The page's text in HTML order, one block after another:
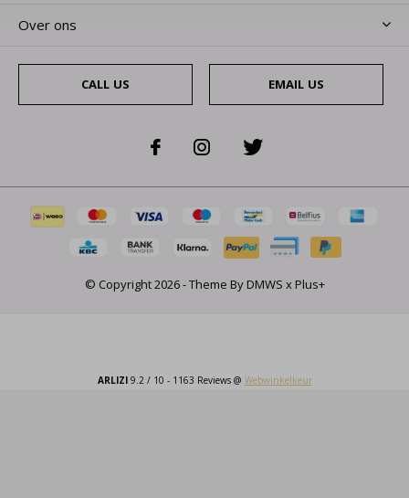
Over ons
CALL US EMAIL US
© Copyright2026- Theme ByDMWS x Plus+
ARLIZI9.2 / 10 - 1163 Reviews @ Webwinkelkeur